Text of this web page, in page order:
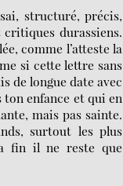
structuré, précis,
durassiens.
comme l’atteste la
si cette lettre sans
de longue date avec
ton enfance et qui en
mais pas sainte.
surtout les plus
fin il ne reste que